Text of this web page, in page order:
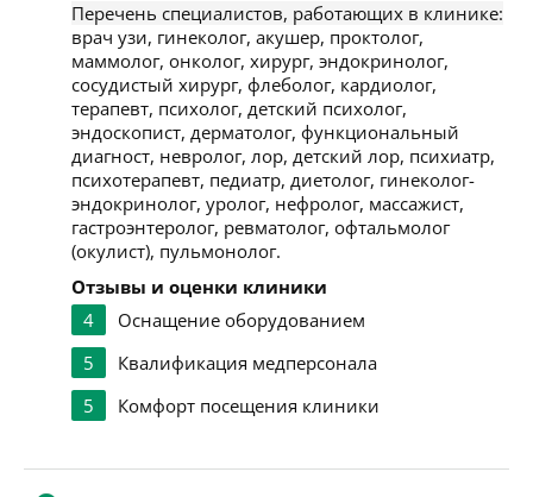
Перечень специалистов, работающих в клинике:
врач узи, гинеколог, акушер, проктолог,
маммолог, онколог, хирург, эндокринолог,
сосудистый хирург, флеболог, кардиолог,
терапевт, психолог, детский психолог,
эндоскопист, дерматолог, функциональный
диагност, невролог, лор, детский лор, психиатр,
психотерапевт, педиатр, диетолог, гинеколог-
эндокринолог, уролог, нефролог, массажист,
гастроэнтеролог, ревматолог, офтальмолог
(окулист), пульмонолог.
Отзывы и оценки клиники
4
Оснащение оборудованием
5
Квалификация медперсонала
5
Комфорт посещения клиники